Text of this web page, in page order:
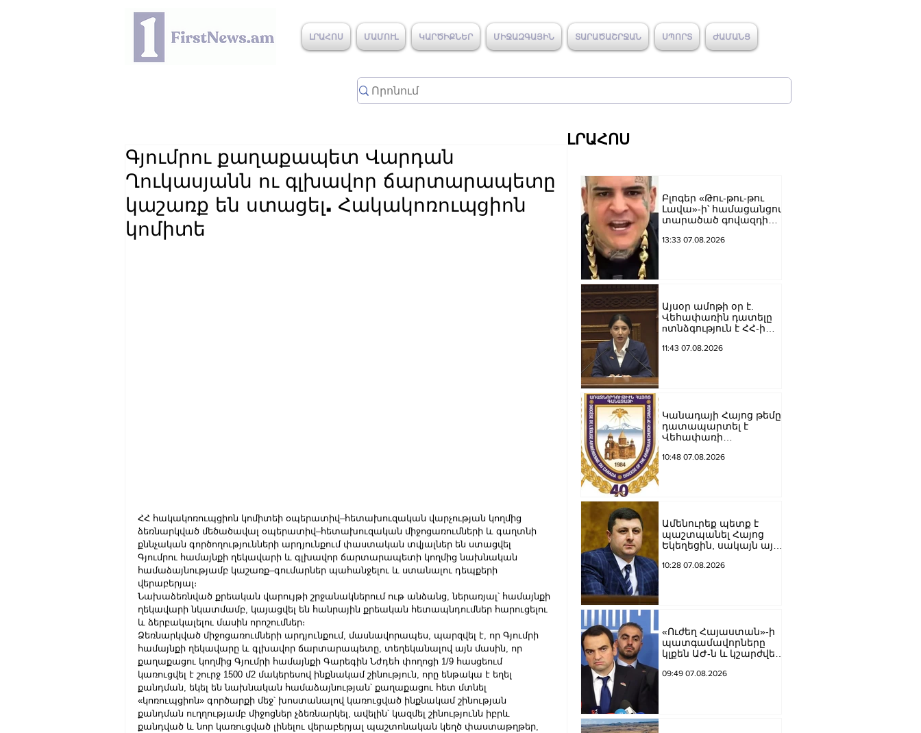
ԼՐԱՀՈՍ ՄԱՄՈՒԼ ԿԱՐԾԻՔՆԵՐ ՄԻՋԱԶԳԱՅԻՆ ՏԱՐԱԾԱՇՐՋԱՆ ՍՊՈՐՏ ԺԱՄԱՆՑ
Գյումրու քաղաքապետ Վարդան
Ղուկասյանն ու գլխավոր ճարտարապետը
կաշառք են ստացել. Հակակոռուպցիոն
կոմիտե
ՀՀ հակակոռուպցիոն կոմիտեի օպերատիվ–հետախուզական վարչության կողմից
ձեռնարկված մեծածավալ օպերատիվ–հետախուզական միջոցառումների և գաղտնի
քննչական գործողությունների արդյունքում փաստական տվյալներ են ստացվել
Գյումրու համայնքի ղեկավարի և գլխավոր ճարտարապետի կողմից նախնական
համաձայնությամբ կաշառք–գումարներ պահանջելու և ստանալու դեպքերի
վերաբերյալ։
Նախաձեռնված քրեական վարույթի շրջանակներում ութ անձանց, ներառյալ՝ համայնքի
ղեկավարի նկատմամբ, կայացվել են հանրային քրեական հետապնդումներ հարուցելու
և ձերբակալելու մասին որոշումներ։
Ձեռնարկված միջոցառումների արդյունքում, մասնավորապես, պարզվել է, որ Գյումրի
համայնքի ղեկավարը և գլխավոր ճարտարապետը, տեղեկանալով այն մասին, որ
քաղաքացու կողմից Գյումրի համայնքի Գարեգին Նժդեհ փողոցի 1/9 հասցեում
կառուցվել է շուրջ 1500 մ2 մակերեսով ինքնակամ շինություն, որը ենթակա է եղել
քանդման, եկել են նախնական համաձայնության՝ քաղաքացու հետ մտնել
«կոռուպցիոն» գործարքի մեջ՝ խոստանալով կառուցված ինքնակամ շինության
քանդման ուղղությամբ միջոցներ չձեռնարկել, ավելին՝ կազմել շինությունն իբրև
քանդված և նոր կառուցված լինելու վերաբերյալ պաշտոնական կեղծ փաստաթղթեր,
ԼՐԱՀՈՍ
Բլոգեր «Թու-թու-թու
Լավա»-ի՝ համացանցով
տարածած գովազդի
ոստիկանությունը
13:33 07.08.2026
Այսօր ամոթի օր է.
Վեհափառին դատելը
nտնձգություն է ՀՀ-ի
նկատմամբ.
11:43 07.08.2026
Կանադայի Հայոց թեմը
դատապարտել է
Վեհափառի
հետապնդումը
10:48 07.08.2026
Ամենուրեք պետք է
պաշտպանել Հայոց
Եկեղեցին, սակայն այս
հանդարտվելու և
10:28 07.08.2026
«Ուժեղ Հայաստան»-ի
պատգամավորները
կլքեն ԱԺ-ն և կշարժվեն
09:49 07.08.2026